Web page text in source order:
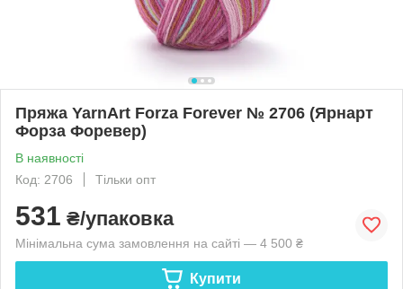
Пряжа YarnArt Forza Forever № 2706 (Ярнарт
Форза Форевер)
В наявності
Код: 2706
Тільки опт
531 ₴/упаковка
Мінімальна сума замовлення на сайті — 4 500 ₴
Купити